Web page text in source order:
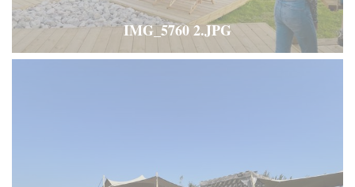
IMG_5760 2.JPG